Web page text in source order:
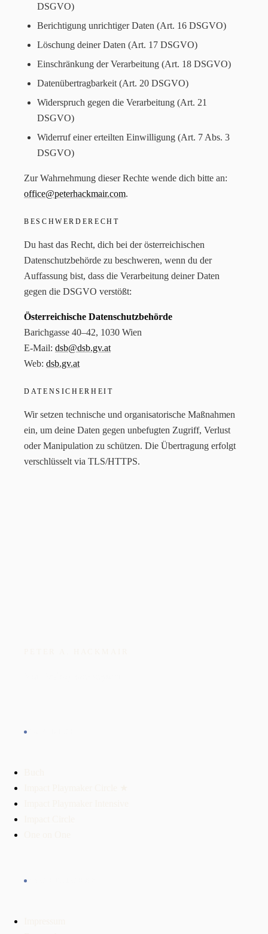
DSGVO)
Berichtigung unrichtiger Daten (Art. 16 DSGVO)
Löschung deiner Daten (Art. 17 DSGVO)
Einschränkung der Verarbeitung (Art. 18 DSGVO)
Datenübertragbarkeit (Art. 20 DSGVO)
Widerspruch gegen die Verarbeitung (Art. 21
DSGVO)
Widerruf einer erteilten Einwilligung (Art. 7 Abs. 3
DSGVO)
Zur Wahrnehmung dieser Rechte wende dich bitte an:
office@peterhackmair.com.
BESCHWERDERECHT
Du hast das Recht, dich bei der österreichischen
Datenschutzbehörde zu beschweren, wenn du der
Auffassung bist, dass die Verarbeitung deiner Daten
gegen die DSGVO verstößt:
Österreichische Datenschutzbehörde
Barichgasse 40–42, 1030 Wien
E-Mail: dsb@dsb.gv.at
Web: dsb.gv.at
DATENSICHERHEIT
Wir setzen technische und organisatorische Maßnahmen
ein, um deine Daten gegen unbefugten Zugriff, Verlust
oder Manipulation zu schützen. Die Übertragung erfolgt
verschlüsselt via TLS/HTTPS.